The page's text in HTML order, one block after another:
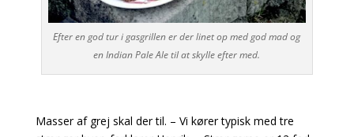
Efter en god tur i gasgrillen er der linet op med god mad og
en Indian Pale Ale til at skylle efter med.
Masser af grej skal der til. – Vi kører typisk med tre